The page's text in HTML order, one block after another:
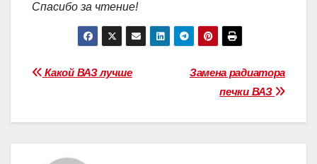
Спасибо за чтение!
Навигация
Замена радиатора
печки ВАЗ
Какой ВАЗ лучше